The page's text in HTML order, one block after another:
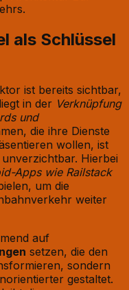
als Schlüssel
ist bereits sichtbar,
in der Verknüpfung
und
die ihre Dienste
wollen, ist
Hierbei
Apps wie Railstack
um die
weiter
auf
setzen, die den
sondern
gestaltet.